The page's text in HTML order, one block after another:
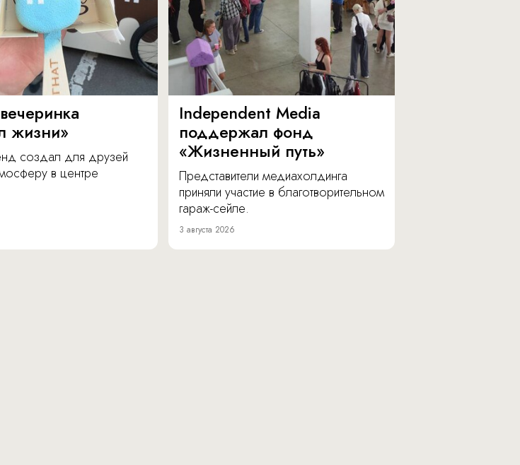
жизни»
создал для друзей
в центре
Independent Media
поддержал фонд
«Жизненный путь»
Представители медиахолдинга
приняли участие в благотворительном
гараж-сейле.
3 августа 2026